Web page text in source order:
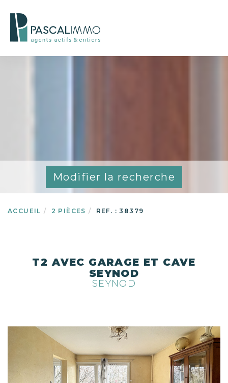
Modifier la recherche
ACCUEIL 2 PIÈCES REF. : 38379
T2 AVEC GARAGE ET CAVE
SEYNOD
SEYNOD